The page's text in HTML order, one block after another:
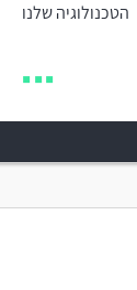
הטכנולוגיה שלנו